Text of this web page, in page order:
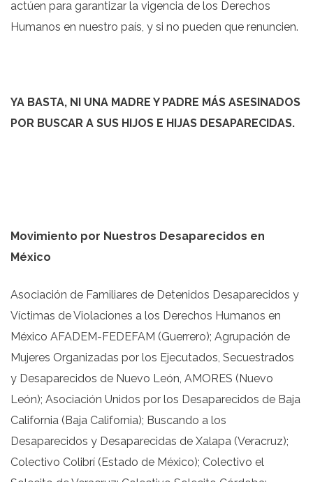
actúen para garantizar la vigencia de los Derechos
Humanos en nuestro país, y si no pueden que renuncien.
YA BASTA, NI UNA MADRE Y PADRE MÁS ASESINADOS
POR BUSCAR A SUS HIJOS E HIJAS DESAPARECIDAS.
Movimiento por Nuestros Desaparecidos en
México
Asociación de Familiares de Detenidos Desaparecidos y
Víctimas de Violaciones a los Derechos Humanos en
México AFADEM-FEDEFAM (Guerrero); Agrupación de
Mujeres Organizadas por los Ejecutados, Secuestrados
y Desaparecidos de Nuevo León, AMORES (Nuevo
León); Asociación Unidos por los Desaparecidos de Baja
California (Baja California); Buscando a los
Desaparecidos y Desaparecidas de Xalapa (Veracruz);
Colectivo Colibrí (Estado de México); Colectivo el